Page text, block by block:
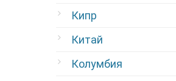
Кипр
Китай
Колумбия